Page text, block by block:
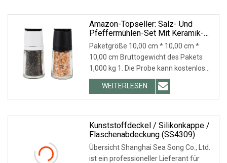
Amazon-Topseller: Salz- Und
Pfeffermühlen-Set Mit Keramik-
Pfeffermühlen
Paketgröße 10,00 cm * 10,00 cm *
10,00 cm Bruttogewicht des Pakets
1,000 kg 1. Die Probe kann kostenlos
gesendet werden, um die Qualität zu
überprüfen. 2. Unser Unternehmen
wurde bereits mit ISO9001
Hauptlieferant
WEITERLESEN
Kunststoffdeckel / Silikonkappe /
Flaschenabdeckung (SS4309)
Übersicht Shanghai Sea Song Co., Ltd.
ist ein professioneller Lieferant für